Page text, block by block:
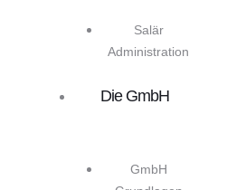
Salär
Administration
Die GmbH
GmbH